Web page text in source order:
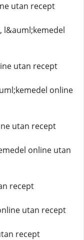
utan recept
l&auml;kemedel
utan recept
online
utan recept
online utan
recept
utan recept
recept